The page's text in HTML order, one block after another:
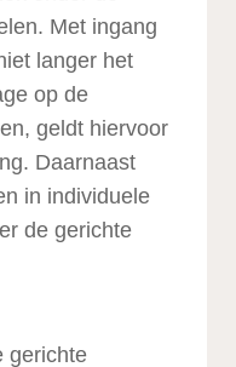
Met ingang
langer het
op de
geldt hiervoor
Daarnaast
in individuele
de gerichte
gerichte